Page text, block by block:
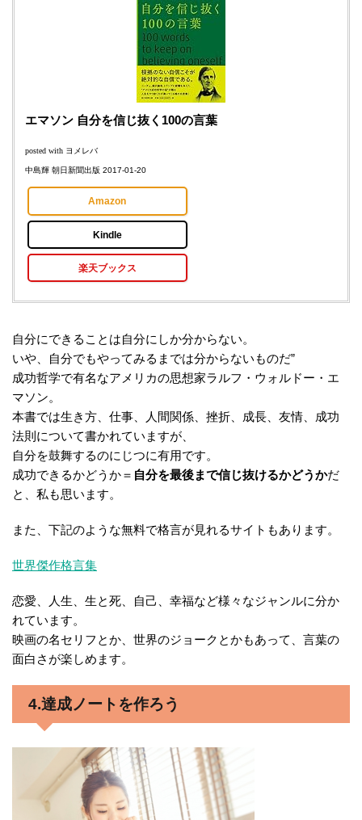
エマソン 自分を信じ抜く100の言葉
posted with ヨメレバ
中島輝 朝日新聞出版 2017-01-20
Amazon
Kindle
楽天ブックス
自分にできることは自分にしか分からない。
いや、自分でもやってみるまでは分からないものだ”
成功哲学で有名なアメリカの思想家ラルフ・ウォルドー・エ
マソン。
本書では生き方、仕事、人間関係、挫折、成長、友情、成功
法則について書かれていますが、
自分を鼓舞するのにじつに有用です。
成功できるかどうか＝ 自分を最後まで信じ抜けるかどうかだ
と、私も思います。
また、下記のような無料で格言が見れるサイトもあります。
世界傑作格言集
恋愛、人生、生と死、自己、幸福など様々なジャンルに分か
れています。
映画の名セリフとか、世界のジョークとかもあって、言葉の
面白さが楽しめます。
4.達成ノートを作ろう